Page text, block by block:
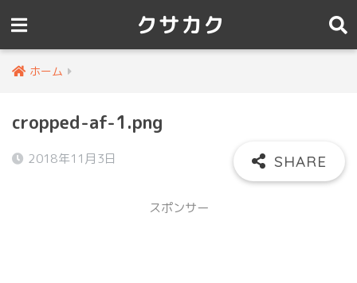
クサカク
ホーム
cropped-af-1.png
2018年11月3日
スポンサー